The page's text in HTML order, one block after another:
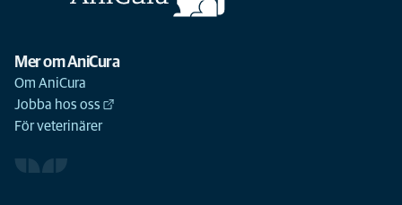
Mer om AniCura
Om AniCura
Jobba hos oss
För veterinärer